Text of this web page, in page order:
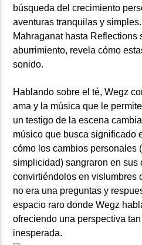
búsqueda del crecimiento
aventuras tranquilas y
Mahraganat hasta Reflections
aburrimiento, revela cómo
sonido.
Hablando sobre el té, Wegz
ama y la música que le
un testigo de la escena
músico que busca significado
cómo los cambios personales
simplicidad) sangraron en sus
convirtiéndolos en vislumbres
no era una preguntas y
espacio raro donde Wegz
ofreciendo una perspectiva
inesperada.